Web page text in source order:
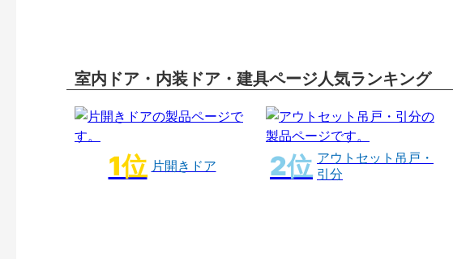
室内ドア・内装ドア・建具ページ人気ランキング
片開きドア
アウトセット吊戸・
引分